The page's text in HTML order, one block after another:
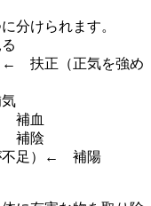
分けられます。
← 扶正（正気を強め
補血
補陰
不足）← 補陽